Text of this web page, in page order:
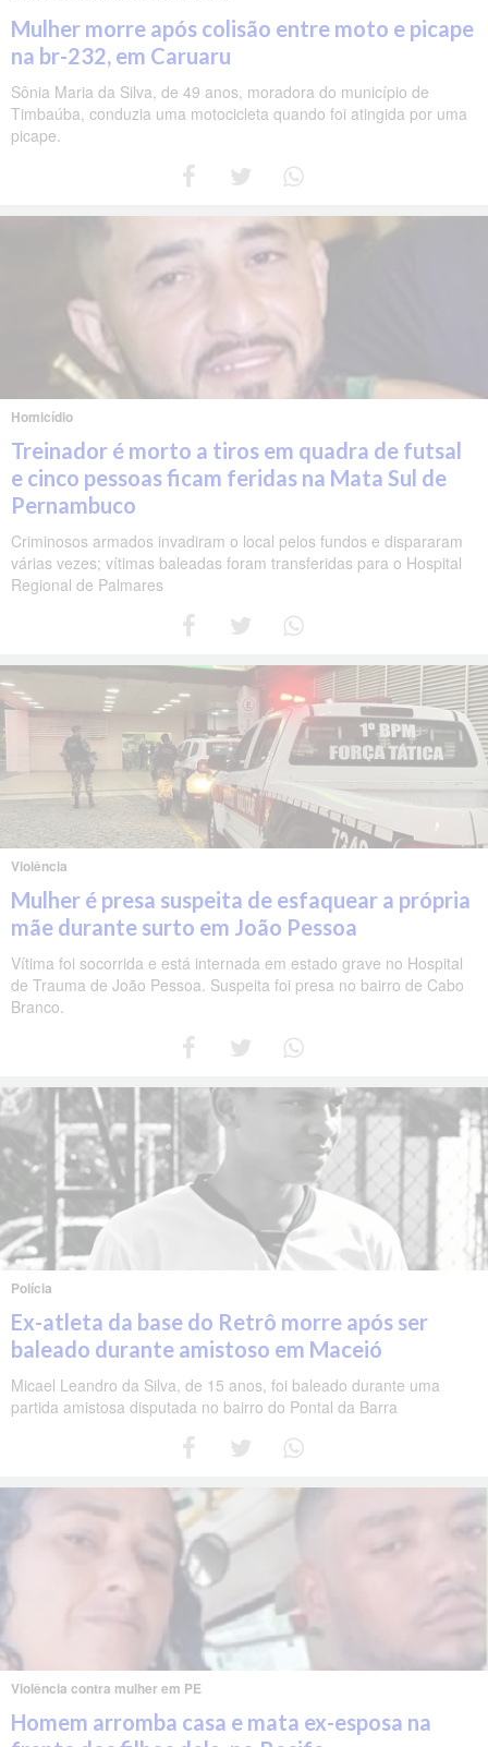
Mulher morre após colisão entre moto e picape
na br-232, em Caruaru
Sônia Maria da Silva, de 49 anos, moradora do município de
Timbaúba, conduzia uma motocicleta quando foi atingida por uma
picape.
Homicídio
Treinador é morto a tiros em quadra de futsal
e cinco pessoas ficam feridas na Mata Sul de
Pernambuco
Criminosos armados invadiram o local pelos fundos e dispararam
várias vezes; vítimas baleadas foram transferidas para o Hospital
Regional de Palmares
Violência
Mulher é presa suspeita de esfaquear a própria
mãe durante surto em João Pessoa
Vítima foi socorrida e está internada em estado grave no Hospital
de Trauma de João Pessoa. Suspeita foi presa no bairro de Cabo
Branco.
Polícia
Ex-atleta da base do Retrô morre após ser
baleado durante amistoso em Maceió
Micael Leandro da Silva, de 15 anos, foi baleado durante uma
partida amistosa disputada no bairro do Pontal da Barra
Violência contra mulher em PE
Homem arromba casa e mata ex-esposa na